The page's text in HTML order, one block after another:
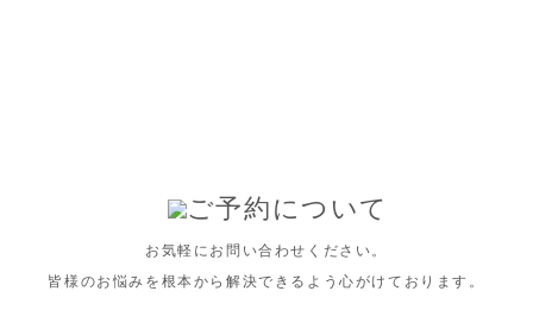
ご予約について
お気軽にお問い合わせください。
皆様のお悩みを根本から解決できるよう心がけております。